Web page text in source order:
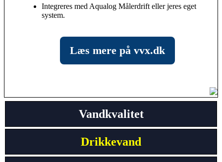
Integreres med Aqualog Målerdrift eller jeres eget
system.
Læs mere på vvx.dk
Vandkvalitet
Drikkevand